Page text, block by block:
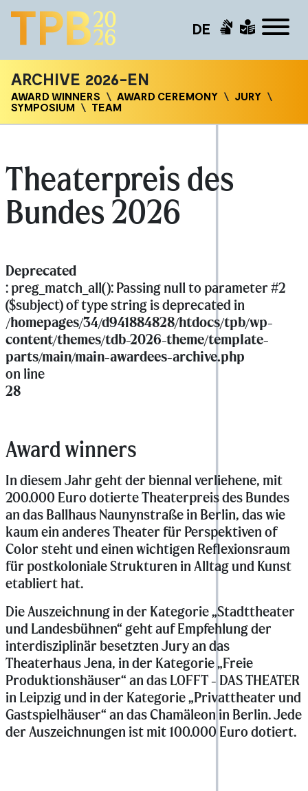
DE
ARCHIVE 2026-EN
AWARD WINNERS AWARD CEREMONY
JURY
SYMPOSIUM
TEAM
Theaterpreis des
Bundes 2026
Deprecated
: preg_match_all(): Passing null to parameter #2
($subject) of type string is deprecated in
/homepages/34/d941884828/htdocs/tpb/wp-
content/themes/tdb-2026-theme/template-
parts/main/main-awardees-archive.php
on line
28
Award winners
In diesem Jahr geht der biennal verliehene, mit
200.000 Euro dotierte Theaterpreis des Bundes
an das Ballhaus Naunynstraße in Berlin, das wie
kaum ein anderes Theater für Perspektiven of
Color steht und einen wichtigen Reflexionsraum
für postkoloniale Strukturen in Alltag und Kunst
etabliert hat.
Die Auszeichnung in der Kategorie „Stadttheater
und Landesbühnen“ geht auf Empfehlung der
interdisziplinär besetzten Jury an das
Theaterhaus Jena, in der Kategorie „Freie
Produktionshäuser“ an das LOFFT - DAS THEATER
in Leipzig und in der Kategorie „Privattheater und
Gastspielhäuser“ an das Chamäleon in Berlin. Jede
der Auszeichnungen ist mit 100.000 Euro dotiert.